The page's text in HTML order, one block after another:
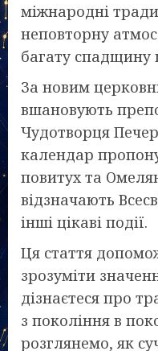
міжнародні
неповторну
багату спадщину
За новим
вшановують
Чудотворця
календар
повитух та
відзначають
інші цікаві події.
Ця стаття
зрозуміти
дізнаєтеся про
з покоління в
розглянемо, як